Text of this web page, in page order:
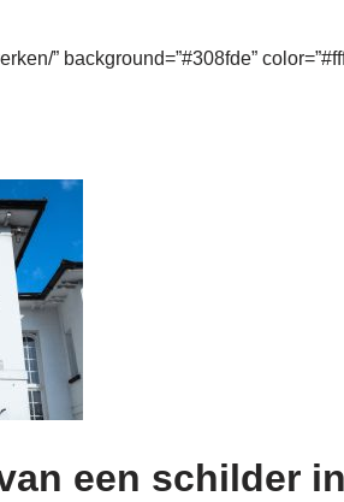
” background=”#308fde”
een schilder